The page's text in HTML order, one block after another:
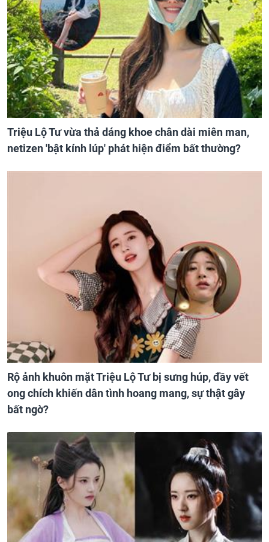
Triệu Lộ Tư vừa thả dáng khoe chân dài miên man,
netizen 'bật kính lúp' phát hiện điểm bất thường?
Rộ ảnh khuôn mặt Triệu Lộ Tư bị sưng húp, đầy vết
ong chích khiến dân tình hoang mang, sự thật gây
bất ngờ?